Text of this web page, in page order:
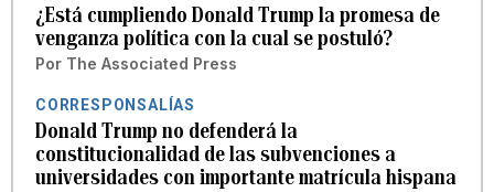
¿Está cumpliendo Donald Trump la promesa de
venganza política con la cual se postuló?
Por The Associated Press
CORRESPONSALÍAS
Donald Trump no defenderá la
constitucionalidad de las subvenciones a
universidades con importante matrícula hispana